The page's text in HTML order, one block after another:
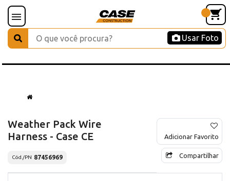
Usar Foto
Weather Pack Wire
Harness - Case CE
Cód./PN 87456969
Adicionar Favorito
Compartilhar